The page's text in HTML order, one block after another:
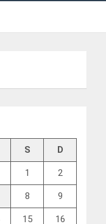
S D
1 2
8 9
15 16